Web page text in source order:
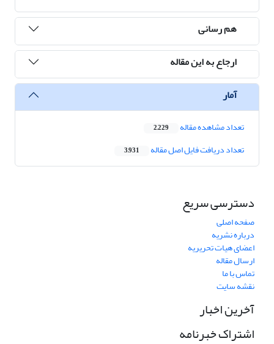
هم رسانی
ارجاع به این مقاله
آمار
تعداد مشاهده مقاله 2,229
تعداد دریافت فایل اصل مقاله 3,931
دسترسی سریع
صفحه اصلی
درباره نشریه
اعضای هیات تحریریه
ارسال مقاله
تماس با ما
نقشه سایت
آخرین اخبار
اشتراک خبرنامه